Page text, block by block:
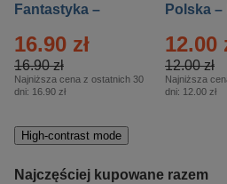
Fantastyka –
16.90 zł
16.90 zł
Najniższa cena z ostatnich 30
dni: 16.90 zł
Polska
12.00
12.00 zł
Najniższa
dni: 12.00 zł
High-contrast mode
Najczęściej kupowane razem